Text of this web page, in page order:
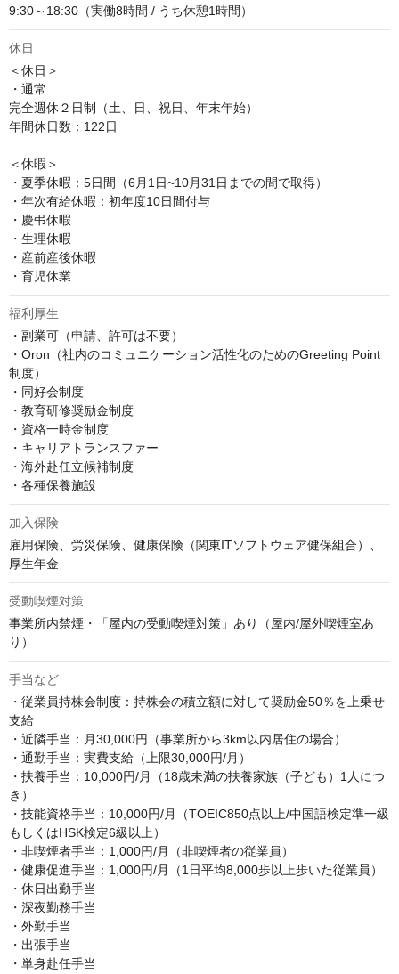
9:30～18:30（実働8時間 / うち休憩1時間）
休日
＜休日＞
・通常
完全週休２日制（土、日、祝日、年末年始）
年間休日数：122日
＜休暇＞
・夏季休暇：5日間（6月1日~10月31日までの間で取得）
・年次有給休暇：初年度10日間付与
・慶弔休暇
・生理休暇
・産前産後休暇
・育児休業
福利厚生
・副業可（申請、許可は不要）
・Oron（社内のコミュニケーション活性化のためのGreeting Point
制度）
・同好会制度
・教育研修奨励金制度
・資格一時金制度
・キャリアトランスファー
・海外赴任立候補制度
・各種保養施設
加入保険
雇用保険、労災保険、健康保険（関東ITソフトウェア健保組合）、
厚生年金
受動喫煙対策
事業所内禁煙・「屋内の受動喫煙対策」あり（屋内/屋外喫煙室あ
り）
手当など
・従業員持株会制度：持株会の積立額に対して奨励金50％を上乗せ
支給
・近隣手当：月30,000円（事業所から3km以内居住の場合）
・通勤手当：実費支給（上限30,000円/月）
・扶養手当：10,000円/月（18歳未満の扶養家族（子ども）1人につ
き）
・技能資格手当：10,000円/月（TOEIC850点以上/中国語検定準一級
もしくはHSK検定6級以上）
・非喫煙者手当：1,000円/月（非喫煙者の従業員）
・健康促進手当：1,000円/月（1日平均8,000歩以上歩いた従業員）
・休日出勤手当
・深夜勤務手当
・外勤手当
・出張手当
・単身赴任手当